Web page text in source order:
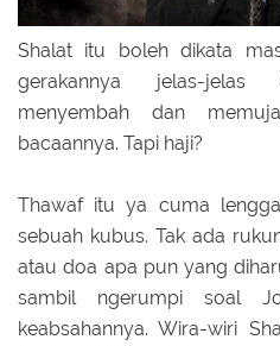
Shalat itu boleh dikata
gerakannya jelas-jelas
menyembah dan
bacaannya. Tapi haji?
Thawaf itu ya cuma
sebuah kubus. Tak ada
atau doa apa pun yang
sambil ngerumpi soal
keabsahannya. Wira-wiri